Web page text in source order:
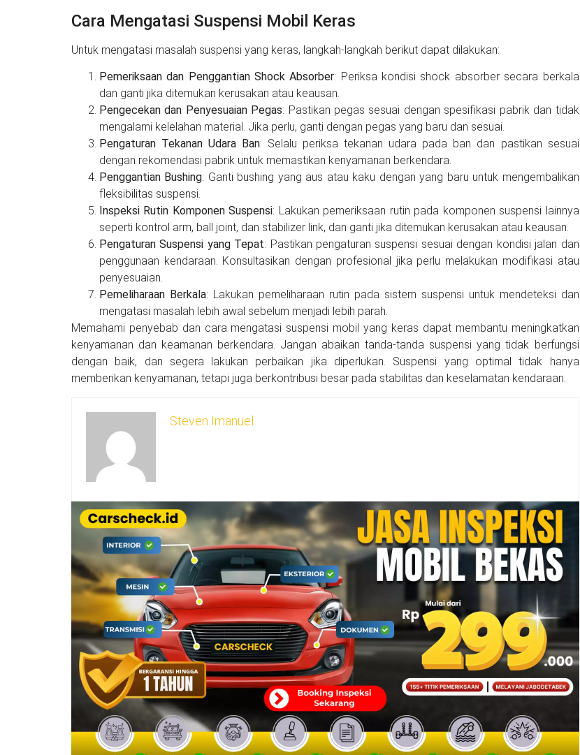
Cara Mengatasi Suspensi Mobil Keras
Untuk mengatasi masalah suspensi yang keras, langkah-langkah berikut dapat dilakukan:
Pemeriksaan dan Penggantian Shock Absorber: Periksa kondisi shock absorber secara berkala
dan ganti jika ditemukan kerusakan atau keausan.
Pengecekan dan Penyesuaian Pegas: Pastikan pegas sesuai dengan spesifikasi pabrik dan tidak
mengalami kelelahan material. Jika perlu, ganti dengan pegas yang baru dan sesuai.
Pengaturan Tekanan Udara Ban: Selalu periksa tekanan udara pada ban dan pastikan sesuai
dengan rekomendasi pabrik untuk memastikan kenyamanan berkendara.
Penggantian Bushing: Ganti bushing yang aus atau kaku dengan yang baru untuk mengembalikan
fleksibilitas suspensi.
Inspeksi Rutin Komponen Suspensi: Lakukan pemeriksaan rutin pada komponen suspensi lainnya
seperti kontrol arm, ball joint, dan stabilizer link, dan ganti jika ditemukan kerusakan atau keausan.
Pengaturan Suspensi yang Tepat: Pastikan pengaturan suspensi sesuai dengan kondisi jalan dan
penggunaan kendaraan. Konsultasikan dengan profesional jika perlu melakukan modifikasi atau
penyesuaian.
Pemeliharaan Berkala: Lakukan pemeliharaan rutin pada sistem suspensi untuk mendeteksi dan
mengatasi masalah lebih awal sebelum menjadi lebih parah.
Memahami penyebab dan cara mengatasi suspensi mobil yang keras dapat membantu meningkatkan
kenyamanan dan keamanan berkendara. Jangan abaikan tanda-tanda suspensi yang tidak berfungsi
dengan baik, dan segera lakukan perbaikan jika diperlukan. Suspensi yang optimal tidak hanya
memberikan kenyamanan, tetapi juga berkontribusi besar pada stabilitas dan keselamatan kendaraan.
Steven Imanuel